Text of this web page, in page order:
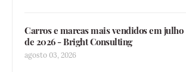
Carros e marcas mais vendidos em julho
de 2026 - Bright Consulting
agosto 03, 2026